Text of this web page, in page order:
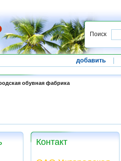
Поиск
добавить
обувная фабрика
Контакт